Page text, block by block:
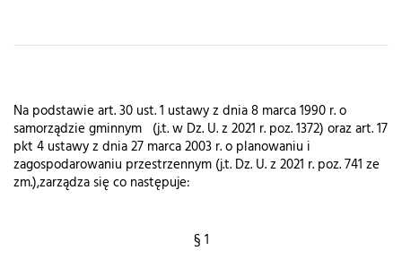
Na podstawie art. 30 ust. 1 ustawy z dnia 8 marca 1990 r. o
samorządzie gminnym (j.t. w Dz. U. z 2021 r. poz. 1372) oraz art. 17
pkt 4 ustawy z dnia 27 marca 2003 r. o planowaniu i
zagospodarowaniu przestrzennym (j.t. Dz. U. z 2021 r. poz. 741 ze
zm.),zarządza się co następuje:
§ 1